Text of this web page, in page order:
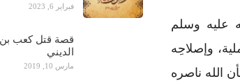
عليه وسلم
وإصلاحِه
الله ناصره
فبراير 6, 2023
قصة قتل كعب بن
الديني
مارس 10, 2019